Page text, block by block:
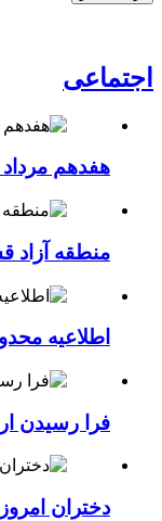
اجتماعی
هفدهم
منطقه آزاد
اطلاعیه
فرا رسیدن
دختران